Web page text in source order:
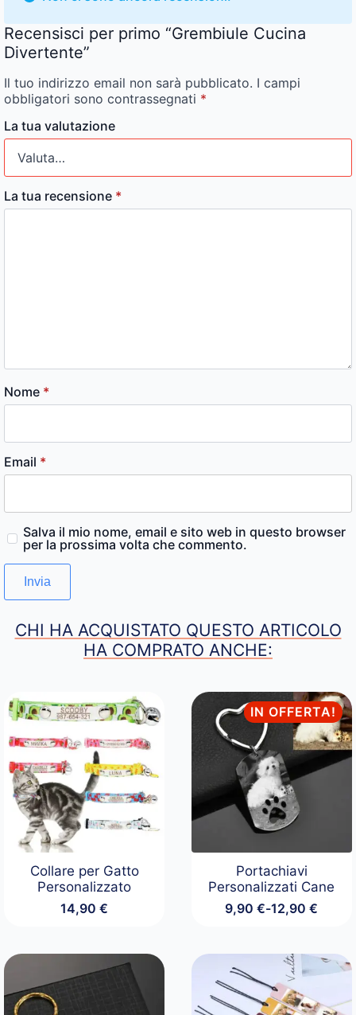
Recensisci per primo “Grembiule Cucina
Divertente”
Il tuo indirizzo email non sarà pubblicato. I campi
obbligatori sono contrassegnati *
La tua valutazione
La tua recensione *
Nome *
Email *
Salva il mio nome, email e sito web in questo browser
per la prossima volta che commento.
CHI HA ACQUISTATO QUESTO ARTICOLO
HA COMPRATO ANCHE:
Collare per Gatto
Personalizzato
14,90€
IN OFFERTA!
Portachiavi
Personalizzati Cane
9,90€-12,90€
Fascia
da
9,90 €
a
12,90 €